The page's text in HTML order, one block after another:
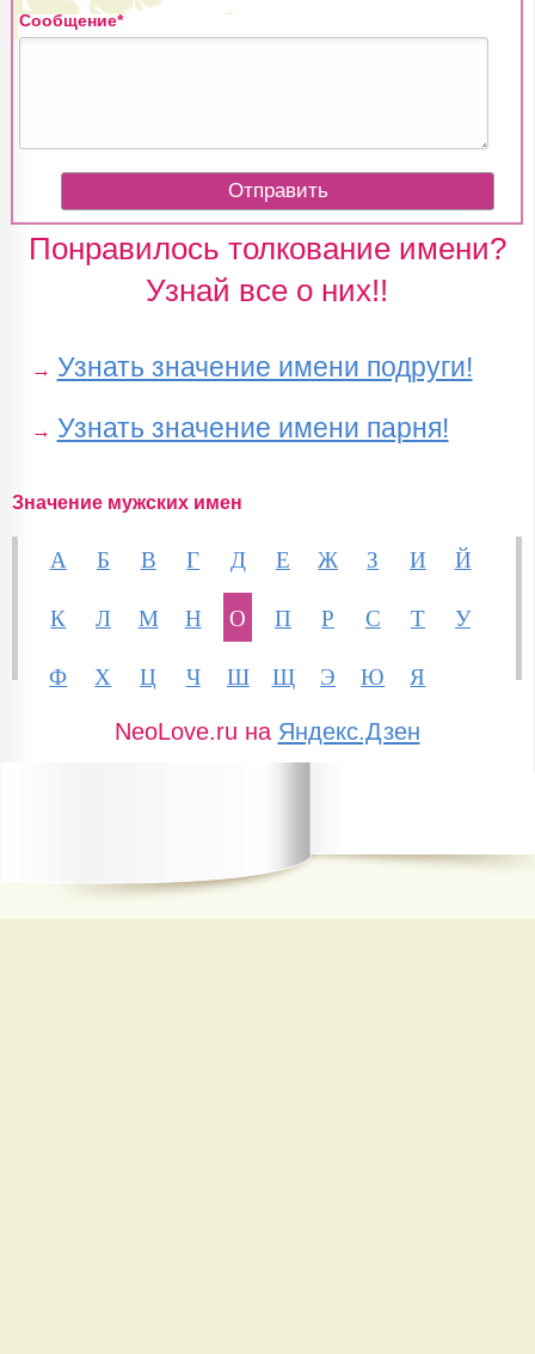
Сообщение*
Понравилось толкование имени?
Узнай все о них!!
→ Узнать значение имени подруги!
→ Узнать значение имени парня!
Значение мужских имен
А Б В Г Д Е Ж З И
Й
К
Л М Н О П Р С Т
У
Ф
Х Ц Ч Ш Щ Э Ю Я
NeoLove.ru на Яндекс.Дзен